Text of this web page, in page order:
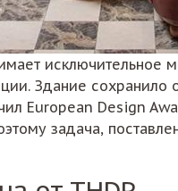
исключительное
Здание
European Design
задача,